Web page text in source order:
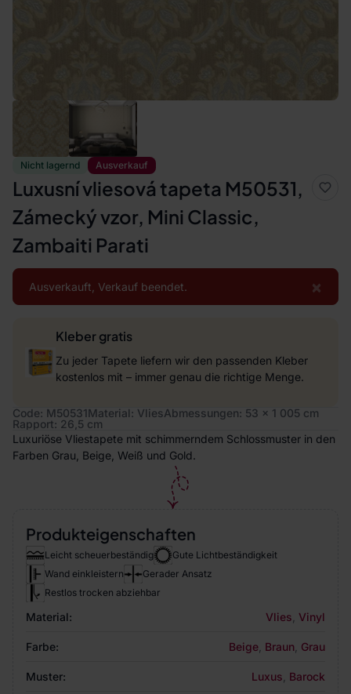
Nicht lagernd Ausverkauf
Luxusní vliesová tapeta M50531,
Zámecký vzor, Mini Classic,
Zambaiti Parati
×
Ausverkauft, Verkauf beendet.
Kleber gratis
Zu jeder Tapete liefern wir den passenden Kleber
kostenlos mit – immer genau die richtige Menge.
Code: M50531Material: VliesAbmessungen: 53 x 1 005 cm
Rapport: 26,5 cm
Luxuriöse Vliestapete mit schimmerndem Schlossmuster in den
Farben Grau, Beige, Weiß und Gold.
Produkteigenschaften
Leicht scheuerbeständig
Gute Lichtbeständigkeit
Wand einkleistern
Gerader Ansatz
Restlos trocken abziehbar
Material: Vlies Vinyl
Farbe: Beige Braun Grau
Muster: Luxus Barock